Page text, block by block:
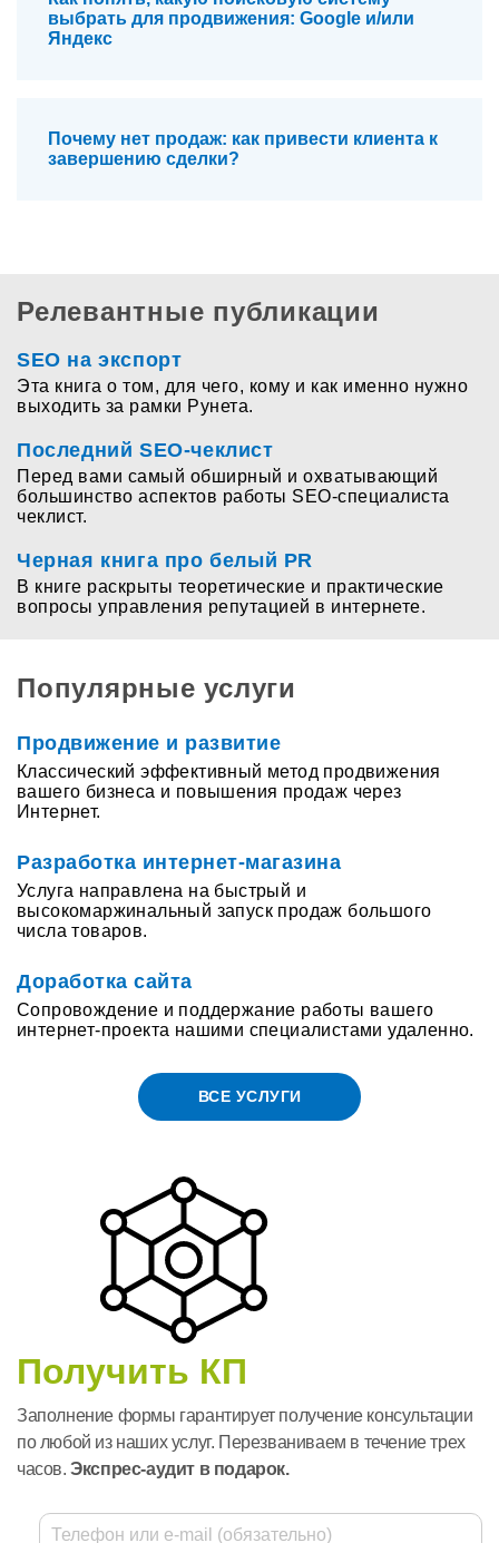
выбрать для продвижения: Google и/или
Яндекс
Почему нет продаж: как привести клиента к
завершению сделки?
Релевантные публикации
SEO на экспорт
Эта книга о том, для чего, кому и как именно нужно
выходить за рамки Рунета.
Последний SEO-чеклист
Перед вами самый обширный и охватывающий
большинство аспектов работы SEO-специалиста
чеклист.
Черная книга про белый PR
В книге раскрыты теоретические и практические
вопросы управления репутацией в интернете.
Популярные услуги
Продвижение и развитие
Классический эффективный метод продвижения
вашего бизнеса и повышения продаж через
Интернет.
Разработка интернет-магазина
Услуга направлена на быстрый и
высокомаржинальный запуск продаж большого
числа товаров.
Доработка сайта
Сопровождение и поддержание работы вашего
интернет-проекта нашими специалистами удаленно.
ВСЕ УСЛУГИ
Получить КП
Заполнение формы гарантирует получение консультации
по любой из наших услуг. Перезваниваем в течение трех
часов.Экспрес-аудит в подарок.